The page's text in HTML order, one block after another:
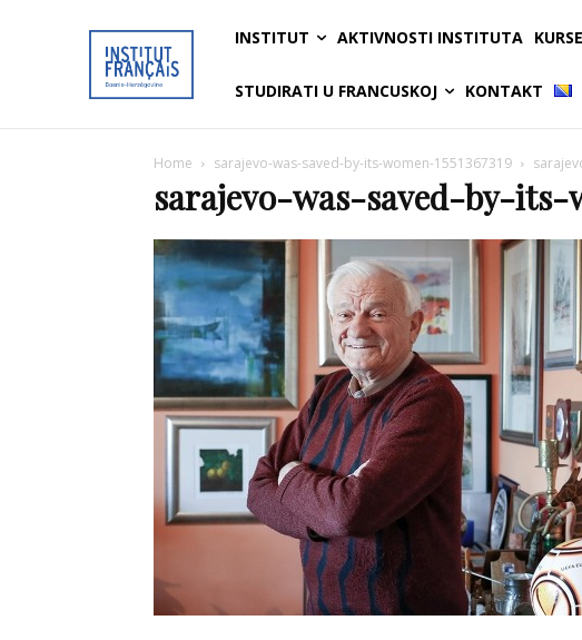
INSTITUT AKTIVNOSTI INSTITUTA
STUDIRATI U FRANCUSKOJ KONTAKT
Home sarajevo-was-saved-by-its-women-1551367319
sarajevo-was-saved-by-its-